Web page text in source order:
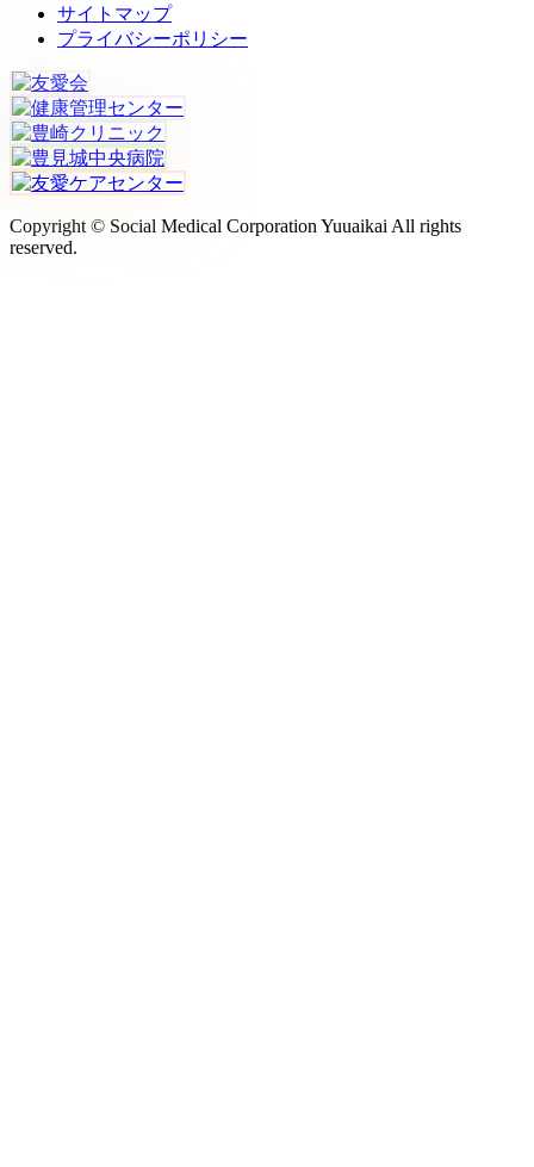
サイトマップ
プライバシーポリシー
Copyright © Social Medical Corporation Yuuaikai All rights
reserved.